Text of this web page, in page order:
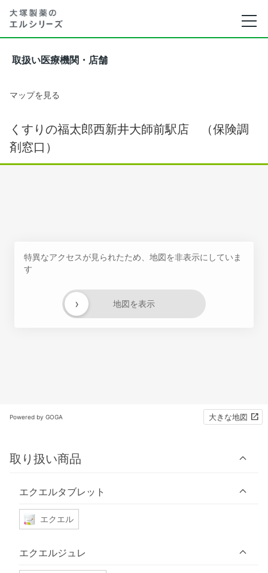
取扱い医療機関・店舗
マップを見る
くすりの福太郎西新井大師前駅店 （保険調
剤窓口）
特異なアクセスが見られたため、地図を非表示にしていま
す
地図を表示
›
Powered by GOGA 大きな地図
取り扱い商品
エクエルタブレット
エクエル
エクエルジュレ